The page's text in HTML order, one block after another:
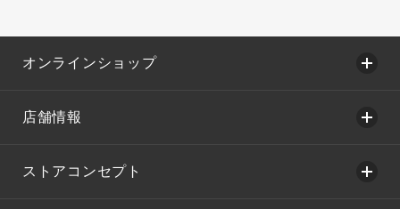
オンラインショップ
店舗情報
ストアコンセプト